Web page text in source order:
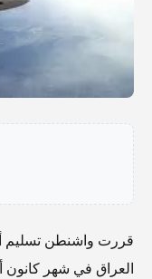
قررت واشنطن تسليم
العراق في شهر